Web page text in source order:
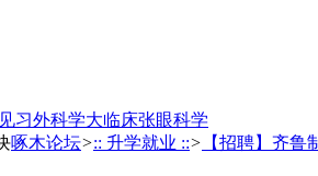
见习外科学大临床张眼科学
啄木论坛>:: 升学就业 ::> 【招聘】齐鲁